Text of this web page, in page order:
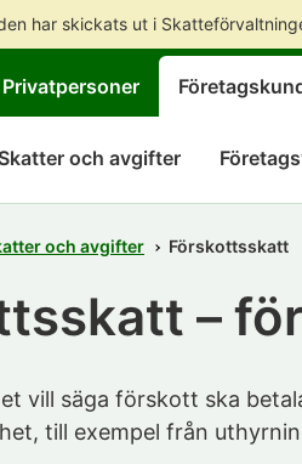
har skickats ut i
Privatpersoner
Skatter och avgifter
och avgifter Förskottsskatt
–
vill säga förskott ska
till exempel från